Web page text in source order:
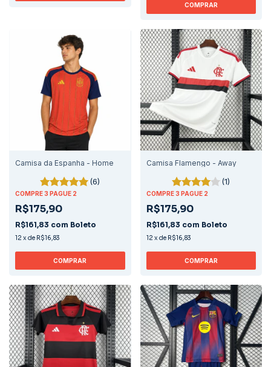
COMPRAR
Camisa da Espanha - Home
(6)
COMPRE 3 PAGUE 2
R$175,90
R$161,83 com Boleto
12 xde R$16,83
COMPRAR
Camisa Flamengo - Away
(1)
COMPRE 3 PAGUE 2
R$175,90
R$161,83 com Boleto
12 xde R$16,83
COMPRAR